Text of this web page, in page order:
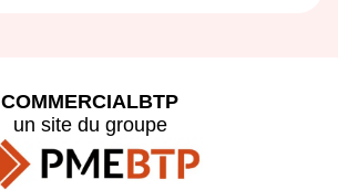
COMMERCIALBTP
un site du groupe